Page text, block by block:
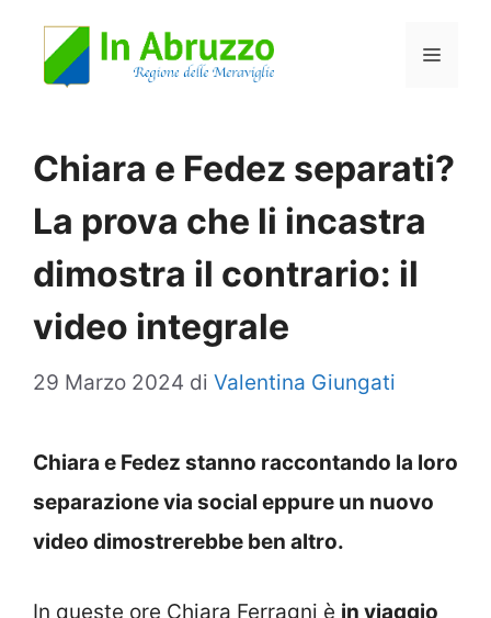
Menu
Chiara e Fedez separati?
La prova che li incastra
dimostra il contrario: il
video integrale
29 Marzo 2024 di Valentina Giungati
Chiara e Fedez stanno raccontando la loro
separazione via social eppure un nuovo
video dimostrerebbe ben altro.
In queste ore Chiara Ferragni è in viaggio